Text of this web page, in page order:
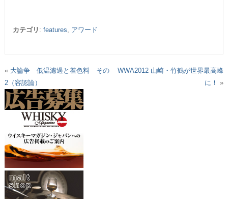
カテゴリ : features アワード
« 大論争 低温濾過と着色料 その
2（容認論）
WWA2012 山崎・竹鶴が世界最高峰
に！ »